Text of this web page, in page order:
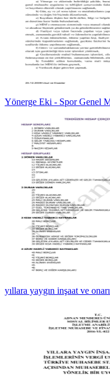
Yönerge Eki - Spor Genel
yıllara yaygın inşaat ve